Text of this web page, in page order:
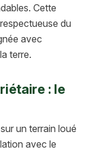
Cette
du
avec
terre.
: le
un terrain loué
avec le